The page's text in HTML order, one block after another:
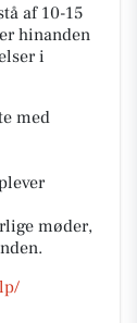
af 10-15
hinanden
i
med
møder,